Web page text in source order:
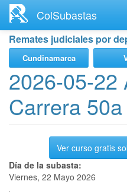
contenido
principal
ColSubastas
Remates judiciales por
Cundinamarca
2026-05-22
Carrera
Ver curso gratis
Día de la subasta:
Viernes, 22 Mayo 2026